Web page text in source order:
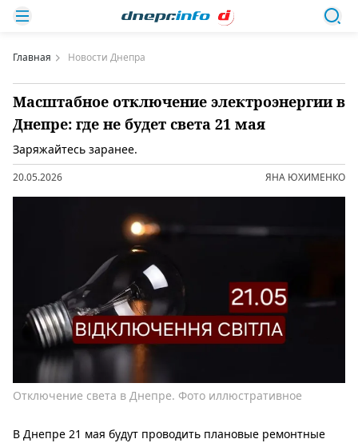
Главная Новости Днепра
Масштабное отключение электроэнергии в
Днепре: где не будет света 21 мая
Заряжайтесь заранее.
20.05.2026 ЯНА ЮХИМЕНКО
Отключение света в Днепре. Фото иллюстративное
В Днепре 21 мая будут проводить плановые ремонтные